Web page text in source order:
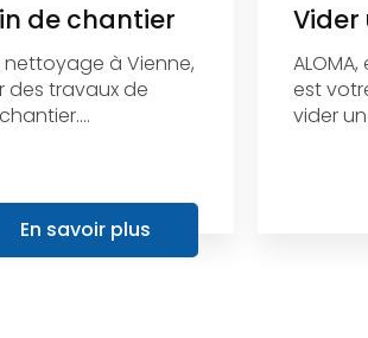
de chantier
nettoyage à Vienne,
travaux de
En savoir plus
Vider
est
vider